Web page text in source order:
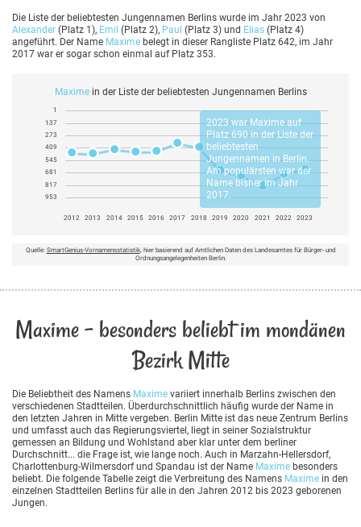
Die Liste der beliebtesten Jungennamen Berlins wurde im Jahr 2023 von
Alexander (Platz 1), Emil (Platz 2), Paul (Platz 3) und Elias (Platz 4)
angeführt. Der Name Maxime belegt in dieser Rangliste Platz 642, im Jahr
2017 war er sogar schon einmal auf Platz 353.
Maximein der Liste der beliebtesten Jungennamen Berlins
2023 war Maximeauf
Platz 690 in der Liste der
beliebtesten
Jungennamen in Berlin.
Am populärsten war der
Name bisher im Jahr
2017.
1
137
273
409
545
681
817
953
2012 2013 2014 2015 2016 2017 2018 2019 2020 2021 2022 2023
Quelle: SmartGenius-Vornamensstatistik, hier basierend auf Amtlichen Daten des Landesamtes für Bürger- und
Ordnungsangelegenheiten Berlin.
Maxime - besonders beliebt im mondänen
Bezirk Mitte
Die Beliebtheit des Namens Maxime variiert innerhalb Berlins zwischen den
verschiedenen Stadtteilen. Überdurchschnittlich häufig wurde der Name in
den letzten Jahren in Mitte vergeben. Berlin Mitte ist das neue Zentrum Berlins
und umfasst auch das Regierungsviertel, liegt in seiner Sozialstruktur
gemessen an Bildung und Wohlstand aber klar unter dem berliner
Durchschnitt... die Frage ist, wie lange noch. Auch in Marzahn-Hellersdorf,
Charlottenburg-Wilmersdorf und Spandau ist der Name Maxime besonders
beliebt. Die folgende Tabelle zeigt die Verbreitung des Namens Maxime in den
einzelnen Stadtteilen Berlins für alle in den Jahren 2012 bis 2023 geborenen
Jungen.